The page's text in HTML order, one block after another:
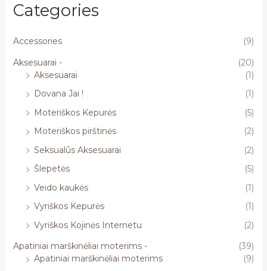
Categories
Accessories
(9)
Aksesuarai -
(20)
Aksesuarai
(1)
Dovana Jai !
(1)
Moteriškos Kepurės
(5)
Moteriškos pirštinės
(2)
Seksualūs Aksesuarai
(2)
Šlepetės
(5)
Veido kaukės
(1)
Vyriškos Kepurės
(1)
Vyriškos Kojinės Internetu
(2)
Apatiniai marškinėliai moterims -
(39)
Apatiniai marškinėliai moterims
(9)